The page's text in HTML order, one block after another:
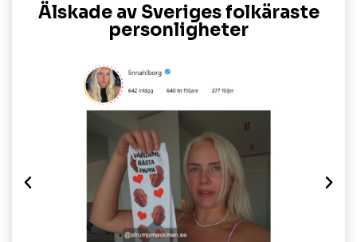
Älskade av Sveriges folkäraste
personligheter